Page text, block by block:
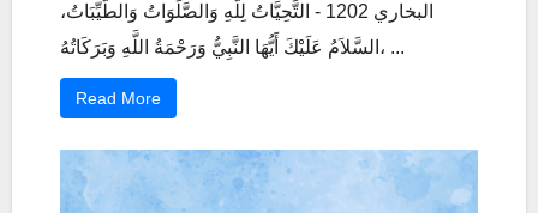
البخاري 1202 - التَّحِيَّاتُ لِلَّهِ وَالصَّلَوَاتُ وَالطَّيِّبَاتُ،
السَّلاَمُ عَلَيْكَ أَيُّهَا النَّبِيُّ وَرَحْمَةُ اللَّهِ وَبَرَكَاتُهُ، ...
Read More